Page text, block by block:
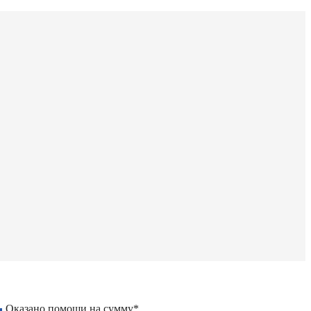
Оказано помощи на сумму*